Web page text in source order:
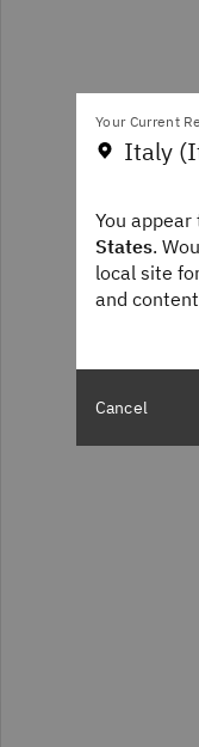
Your Current
Italy
You
States.
local site
and
Cancel